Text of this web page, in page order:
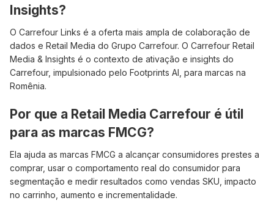
Insights?
O Carrefour Links é a oferta mais ampla de colaboração de
dados e Retail Media do Grupo Carrefour. O Carrefour Retail
Media & Insights é o contexto de ativação e insights do
Carrefour, impulsionado pelo Footprints AI, para marcas na
Romênia.
Por que a Retail Media Carrefour é útil
para as marcas FMCG?
Ela ajuda as marcas FMCG a alcançar consumidores prestes a
comprar, usar o comportamento real do consumidor para
segmentação e medir resultados como vendas SKU, impacto
no carrinho, aumento e incrementalidade.